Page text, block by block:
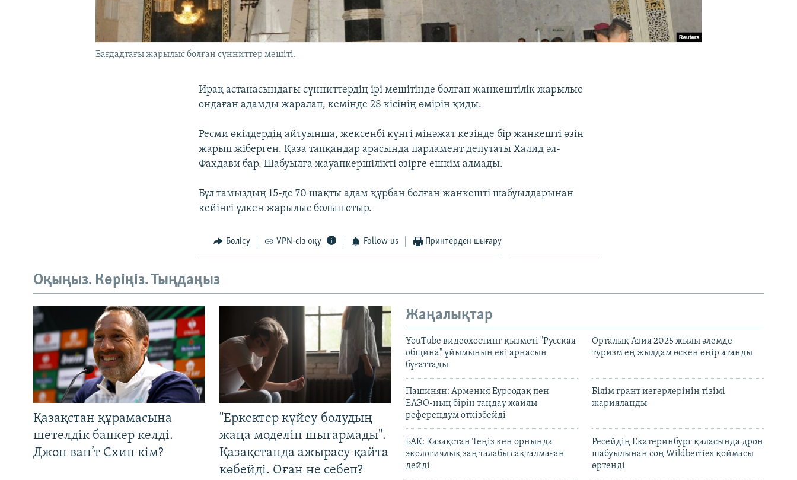
Бағдадтағы жарылыс болған сүнниттер мешіті.
Ирақ астанасындағы сүнниттердің ірі мешітінде болған жанкештілік жарылыс
ондаған адамды жаралап, кемінде 28 кісінің өмірін қиды.
Ресми өкілдердің айтуынша, жексенбі күнгі мінәжат кезінде бір жанкешті өзін
жарып жіберген. Қаза тапқандар арасында парламент депутаты Халид әл-
Фахдави бар. Шабуылға жауапкершілікті әзірге ешкім алмады.
Бұл тамыздың 15-де 70 шақты адам құрбан болған жанкешті шабуылдарынан
кейінгі үлкен жарылыс болып отыр.
Бөлісу VPN-сіз оқу Follow us Принтерден шығару
Оқыңыз. Көріңіз. Тыңдаңыз
Қазақстан құрамасына
шетелдік бапкер келді.
Джон ван’т Схип кім?
"Еркектер күйеу болудың
жаңа моделін шығармады".
Қазақстанда ажырасу қайта
көбейді. Оған не себеп?
Жаңалықтар
YouTube видеохостинг қызметі "Русская
община" ұйымының екі арнасын
бұғаттады
Орталық Азия 2025 жылы әлемде
туризм ең жылдам өскен өңір атанды
Пашинян: Армения Еуроодақ пен
ЕАЭО-ның бірін таңдау жайлы
референдум өткізбейді
Білім грант иегерлерінің тізімі
жарияланды
БАҚ: Қазақстан Теңіз кен орнында
экологиялық заң талабы сақталмаған
дейді
Ресейдің Екатеринбург қаласында дрон
шабуылынан соң Wildberries қоймасы
өртенді